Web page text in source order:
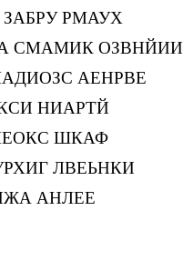
РМАУХ
СМАМИК ОЗВНЙИИ
АЕНРВЕ
НИАРТЙ
ШКАФ
ЛВЕЬНКИ
АНЛЕЕ